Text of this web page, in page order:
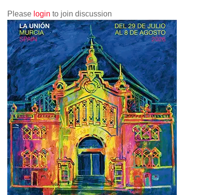
Please login to join discussion